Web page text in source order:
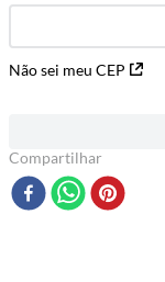
Não sei meu CEP
Compartilhar